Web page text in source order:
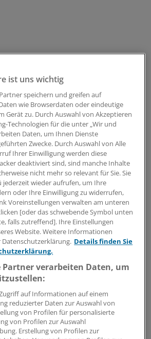
war wenig Gutes zu hören.
der BAG Selbsthilfe kritisierte, dass
wenige Indikationen beschränkt
neuer Erkrankungen zu
schleppende Umsetzung sei
ob in absehbarer Zeit ein Nutzen
sind beim ASV-Bundesverband
die ASV für Patienten mit
21 die für Patienten mit
für die Versorgung
würden derzeit
ist uns wichtig
speichern und greifen auf
wie Browserdaten oder eindeutige
Gerät zu. Durch Auswahl von Akzeptieren
Technologien für die unter „Wir und
Daten, um Ihnen Dienste
Zwecke. Durch Auswahl von Alle
Ihrer Einwilligung werden diese
deaktiviert sind, sind manche Inhalte
nicht mehr so relevant für Sie. Sie
jederzeit wieder aufrufen, um Ihre
oder Ihre Einwilligung zu widerrufen,
Voreinstellungen verwalten am unteren
[oder das schwebende Symbol unten
falls zutreffend]. Ihre Einstellungen
Website. Weitere Informationen
Details finden Sie
Partner verarbeiten Daten, um
auf Informationen auf einem
reduzierter Daten zur Auswahl von
von Profilen für personalisierte
von Profilen zur Auswahl
Erstellung von Profilen zur